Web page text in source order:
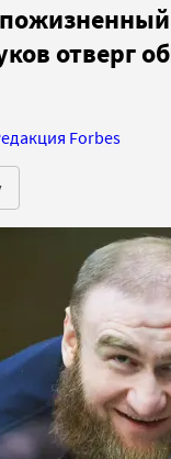
отверг
Forbes